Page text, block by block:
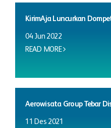
KirimAja Luncurkan
04 Jun 2022
READ MORE
Aerowisata Group Tebar
11 Des 2021